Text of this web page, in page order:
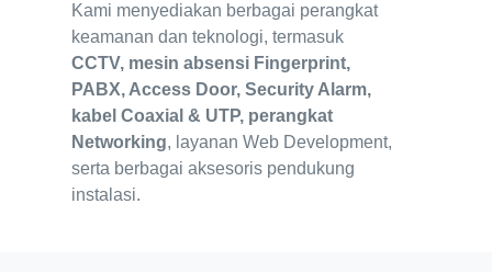
Kami menyediakan berbagai perangkat
keamanan dan teknologi, termasuk
CCTV, mesin absensi Fingerprint,
PABX, Access Door, Security Alarm,
kabel Coaxial & UTP, perangkat
Networking, layanan Web Development,
serta berbagai aksesoris pendukung
instalasi.